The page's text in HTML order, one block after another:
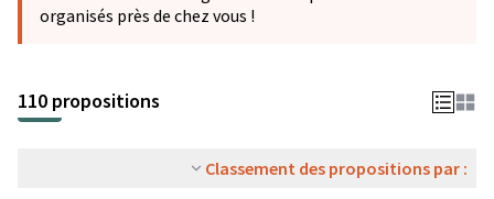
organisés près de chez vous !
110 propositions
Classement des propositions par :